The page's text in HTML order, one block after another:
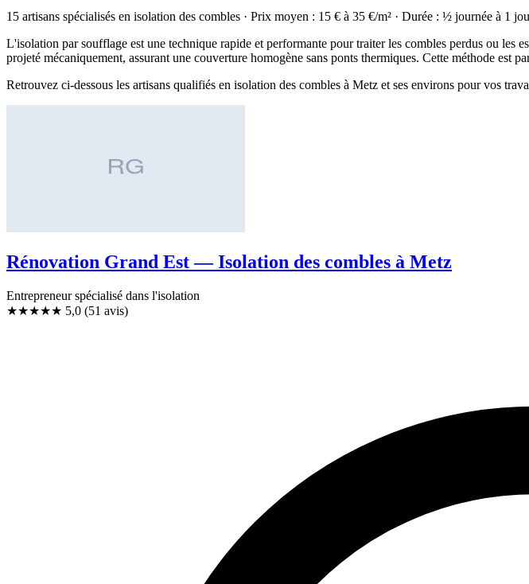
15 artisans spécialisés en isolation des combles · Prix moyen : 15 € à 35 €/m² · Durée : ½ journée à 1
L'isolation par soufflage est une technique rapide et performante pour traiter les combles perdus ou
projeté mécaniquement, assurant une couverture homogène sans ponts thermiques. Cette méthode est
Retrouvez ci-dessous les artisans qualifiés en isolation des combles à Metz et ses environs pour vos
Rénovation Grand Est — Isolation des combles à Metz
Entrepreneur spécialisé dans l'isolation
★★★★★ 5,0 (51 avis)